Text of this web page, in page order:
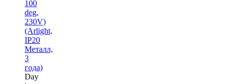
100
deg,
230V)
(Arlight,
IP20
Металл,
3
года)
Day